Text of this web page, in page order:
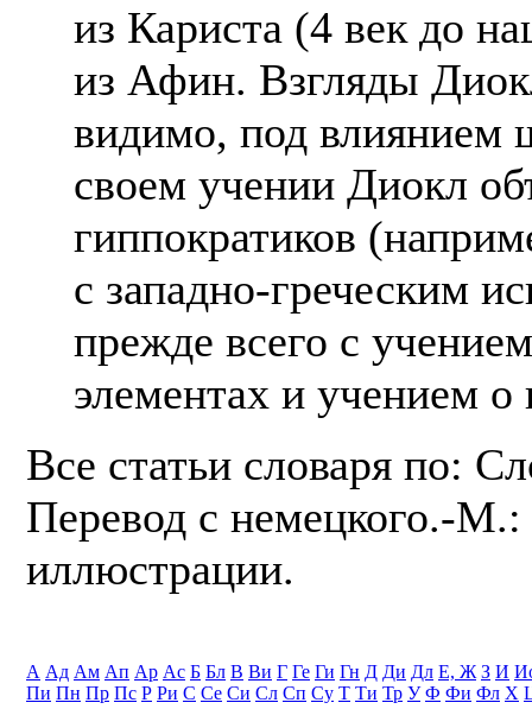
из Кариста (4 век до
из Афин. Взгляды
видимо, под влиянием
своем учении Диокл
гиппократиков
с западно-греческим
прежде всего с
элементах и учением о
Все статьи словаря по:
Перевод с немецкого.-
иллюстрации.
А Ад Ам Ап Ар Ас Б Бл В Ви Г Ге Ги Гн Д Ди Дл Е, Ж З И
Пи Пн Пр Пс Р Ри С Се Си Сл Сп Су Т Ти Тр У Ф Фи Фл Х